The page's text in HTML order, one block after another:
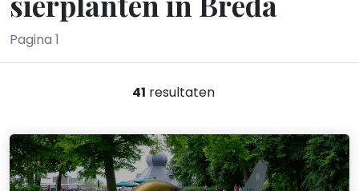
Pagina 1
41 resultaten